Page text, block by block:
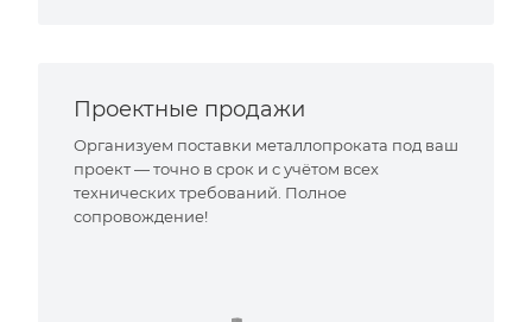
Проектные продажи
Организуем поставки металлопроката под ваш
проект — точно в срок и с учётом всех
технических требований. Полное
сопровождение!